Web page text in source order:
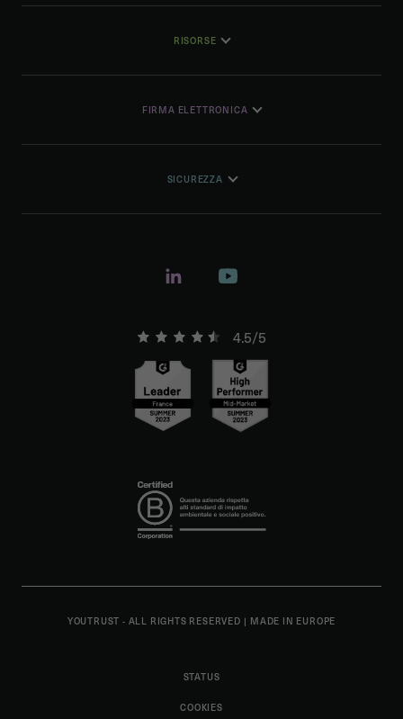
RISORSE
FIRMA ELETTRONICA
SICUREZZA
4.5/5
YOUTRUST - ALL RIGHTS RESERVED | MADE IN EUROPE
STATUS
COOKIES